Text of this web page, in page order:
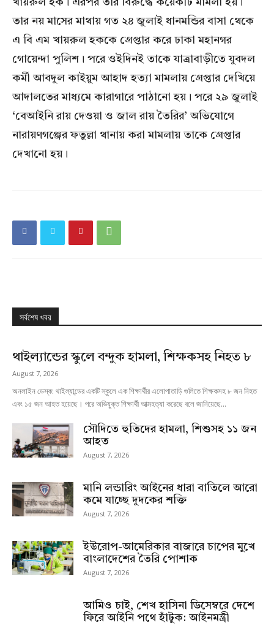
খায়রুল হক। এরপর তার বিরুদ্ধে কয়েকটি মামলা হয়।
তার নয় মাসের মাথায় গত ২৪ জুলাই ধানমন্ডির বাসা থেকে
এ বি এম খায়রুল হককে গ্রেপ্তার করে ঢাকা মহানগর
গোয়েন্দা পুলিশ। পরে ওইদিনই তাকে যাত্রাবাড়ীতে যুবদল
কর্মী আবদুল কাইয়ুম আহাদ হত্যা মামলায় গ্রেপ্তার দেখিয়ে
আদালতের মাধ্যমে কারাগারে পাঠানো হয়। পরে ২৯ জুলাই
‘বেআইনি রায় দেওয়া ও জাল রায় তৈরির’ অভিযোগে
নারায়ণগঞ্জের ফতুল্লা থানায় করা মামলায় তাকে গ্রেপ্তার
দেখানো হয়।
সর্বশেষ খবর
থাইল্যান্ডের স্কুলে বন্দুক হামলা, শিক্ষকসহ নিহত ৮
August 7, 2026
অনলাইন ডেস্ক: থাইল্যান্ডের একটি স্কুলে এক শিক্ষার্থীর এলোপাতাড়ি গুলিতে শিক্ষকসহ ৮ জন নিহত
এবং ১৫ জন আহত হয়েছে। পরে অভিযুক্ত শিক্ষার্থী আত্মহত্যা করেছে বলে জানিয়েছে...
সৌদিতে হুতিদের হামলা, শিশুসহ ১১ জন
আহত
August 7, 2026
মানি লন্ডারিং আইনের ধারা বাতিলে আরো
কমে যাচ্ছে দুদকের শক্তি
August 7, 2026
ইউরোপ-আমেরিকার বাজারে চাপের মুখে
বাংলাদেশের তৈরি পোশাক
August 7, 2026
আমিও চাই, শেখ হাসিনা ডিসেম্বরে দেশে
ফিরে আইনি পথে হাঁটুক: আইনমন্ত্রী